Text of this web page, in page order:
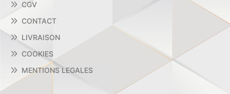
CGV
CONTACT
LIVRAISON
COOKIES
MENTIONS LEGALES